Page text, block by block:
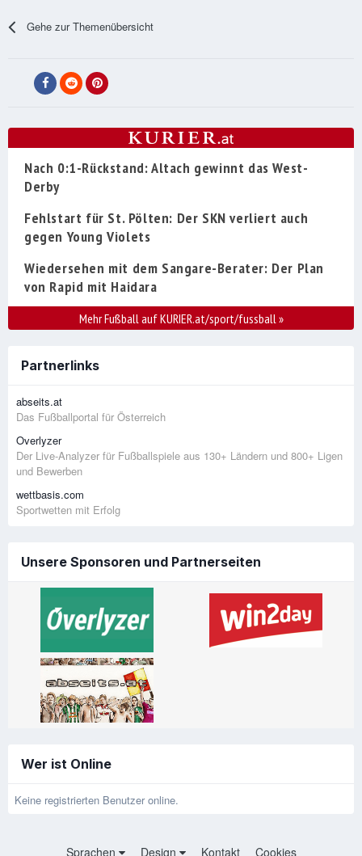
Gehe zur Themenübersicht
Nach 0:1-Rückstand: Altach gewinnt das West-
Derby
Fehlstart für St. Pölten: Der SKN verliert auch
gegen Young Violets
Wiedersehen mit dem Sangare-Berater: Der Plan
von Rapid mit Haidara
Mehr Fußball auf KURIER.at/sport/fussball»
Partnerlinks
abseits.at
Das Fußballportal für Österreich
Overlyzer
Der Live-Analyzer für Fußballspiele aus 130+ Ländern und 800+ Ligen
und Bewerben
wettbasis.com
Sportwetten mit Erfolg
Unsere Sponsoren und Partnerseiten
Wer ist Online
Keine registrierten Benutzer online.
Sprachen Design Kontakt Cookies